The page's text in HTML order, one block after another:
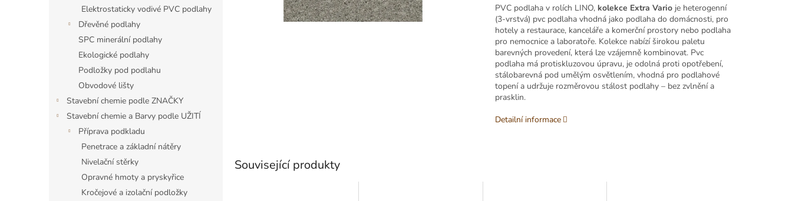
Elektrostaticky vodivé PVC podlahy
Dřevěné podlahy
SPC minerální podlahy
Ekologické podlahy
Podložky pod podlahu
Obvodové lišty
Stavební chemie podle ZNAČKY
Stavební chemie a Barvy podle UŽITÍ
Příprava podkladu
Penetrace a základní nátěry
Nivelační stěrky
Opravné hmoty a pryskyřice
Kročejové a izolační podložky
PVC podlaha v rolích LINO, kolekce Extra Varioje heterogenní
(3-vrstvá) pvc podlaha vhodná jako podlaha do domácnosti, pro
hotely a restaurace, kanceláře a komerční prostory nebo podlaha
pro nemocnice a laboratoře. Kolekce nabízí širokou paletu
barevných provedení, která lze vzájemně kombinovat. Pvc
podlaha má protiskluzovou úpravu, je odolná proti opotřebení,
stálobarevná pod umělým osvětlením, vhodná pro podlahové
topení a udržuje rozměrovou stálost podlahy – bez zvlnění a
prasklin.
Detailní informace
Související produkty